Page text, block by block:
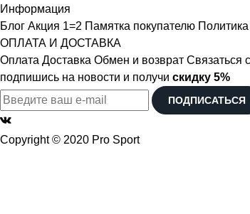
Информация
Блог Акция 1=2 Памятка покупателю
ОПЛАТА И ДОСТАВКА
Оплата Доставка Обмен и возврат Связаться
подпишись на новости и получи скидку 5%
ПОДПИСАТЬСЯ
Copyright © 2020 Pro Sport